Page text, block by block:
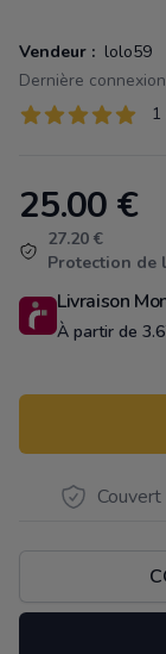
Vendeur : lolo59
Dernière
Évaluations
1 sur 5 étoiles 1
Product information
25.00 €
27.20 €
Protection de
Livraison
À partir de